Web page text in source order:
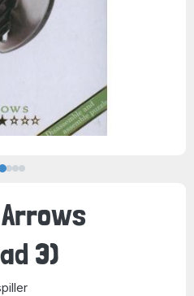
3)